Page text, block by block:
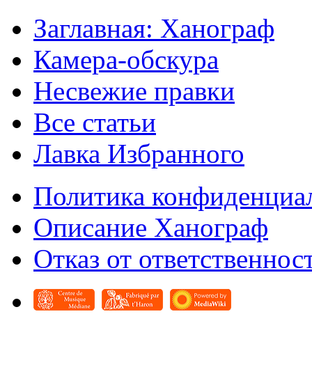
Заглавная: Ханограф
Камера-обскура
Несвежие правки
Все статьи
Лавка Избранного
Политика
Описание Ханограф
Отказ от